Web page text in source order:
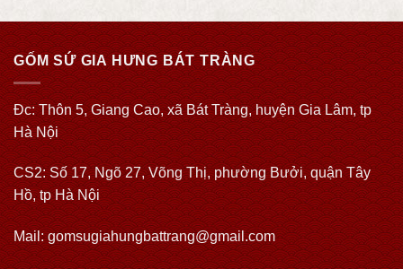
GỐM SỨ GIA HƯNG BÁT TRÀNG
Đc: Thôn 5, Giang Cao, xã Bát Tràng, huyện Gia Lâm, tp
Hà Nội
CS2: Số 17, Ngõ 27, Võng Thị, phường Bưởi, quận Tây
Hồ, tp Hà Nội
Mail: gomsugiahungbattrang@gmail.com